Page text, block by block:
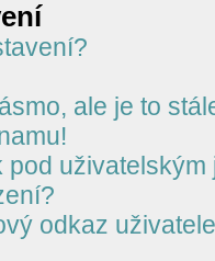
ale je to
uživatelským
odkaz